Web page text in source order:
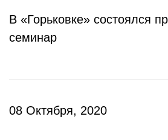
В «Горьковке» состоялся
семинар
08 Октября, 2020